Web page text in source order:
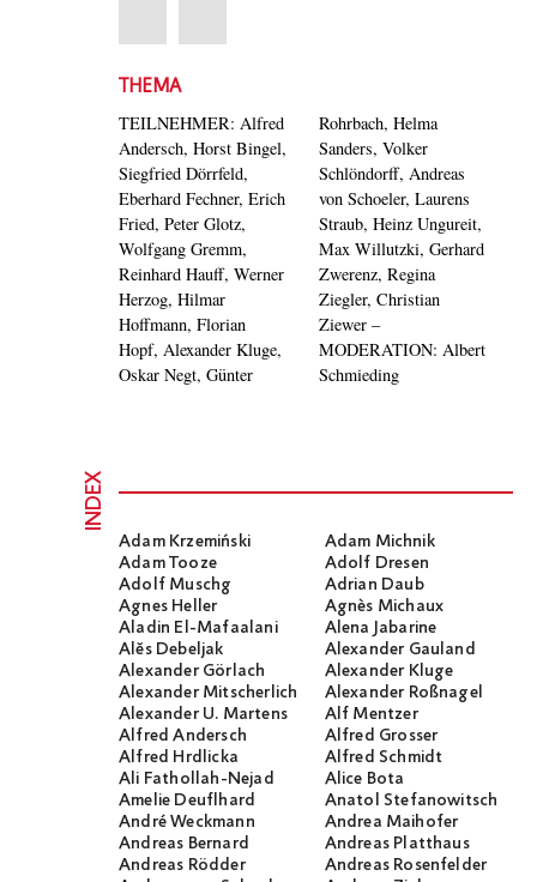
THEMA
TEILNEHMER: Alfred
Andersch, Horst Bingel,
Siegfried Dörrfeld,
Eberhard Fechner, Erich
Fried, Peter Glotz,
Wolfgang Gremm,
Reinhard Hauff, Werner
Herzog, Hilmar
Hoffmann, Florian
Hopf, Alexander Kluge,
Oskar Negt, Günter
Rohrbach, Helma
Sanders, Volker
Schlöndorff, Andreas
von Schoeler, Laurens
Straub, Heinz Ungureit,
Max Willutzki, Gerhard
Zwerenz, Regina
Ziegler, Christian
Ziewer –
MODERATION: Albert
Schmieding
INDEX
Adam Krzemiński
Adam Michnik
Adam Tooze
Adolf Dresen
Adolf Muschg
Adrian Daub
Agnes Heller
Agnès Michaux
Aladin El-Mafaalani
Alena Jabarine
Alĕs Debeljak
Alexander Gauland
Alexander Görlach
Alexander Kluge
Alexander Mitscherlich
Alexander Roßnagel
Alexander U. Martens
Alf Mentzer
Alfred Andersch
Alfred Grosser
Alfred Hrdlicka
Alfred Schmidt
Ali Fathollah-Nejad
Alice Bota
Amelie Deuflhard
Anatol Stefanowitsch
André Weckmann
Andrea Maihofer
Andreas Bernard
Andreas Platthaus
Andreas Rödder
Andreas Rosenfelder